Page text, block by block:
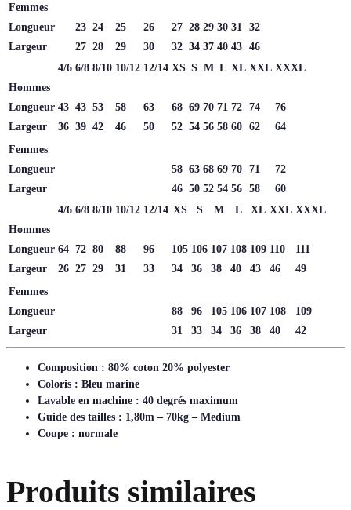
Femmes
Longueur
23 24 25 26 27 28 29 30 31
32
Largeur
27 28 29 30 32 34 37 40 43 46
4/6 6/8 8/10 10/12 12/14 XS S M L XL XXL XXXL
Hommes
Longueur 43 43 53 58 63 68 69 70 71 72 74
76
Largeur
36 39 42 46 50 52 54 56 58 60 62
64
Femmes
Longueur
58 63 68 69 70 71
72
Largeur
46 50 52 54 56 58
60
4/6 6/8 8/10 10/12 12/14 XS S M L XL XXL XXXL
Hommes
Longueur 64 72 80 88 96 105 106 107 108 109 110
111
Largeur
26 27 29 31 33 34 36 38 40 43 46
49
Femmes
Longueur
88 96 105 106 107 108
109
Largeur
31 33 34 36 38 40 42
Composition : 80% coton 20% polyester
Coloris : Bleu marine
Lavable en machine : 40 degrés maximum
Guide des tailles : 1,80m – 70kg – Medium
Coupe : normale
Produits similaires